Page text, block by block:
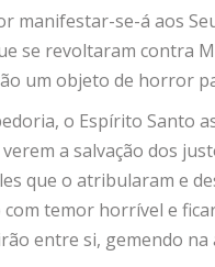
manifestar-se-á aos
se revoltaram contra
um objeto de horror
o Espírito Santo
a salvação dos
que o atribularam e
temor horrível e
entre si, gemendo na